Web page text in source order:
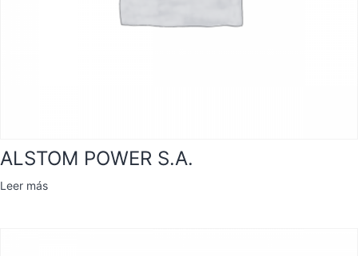
ALSTOM POWER S.A.
Leer más